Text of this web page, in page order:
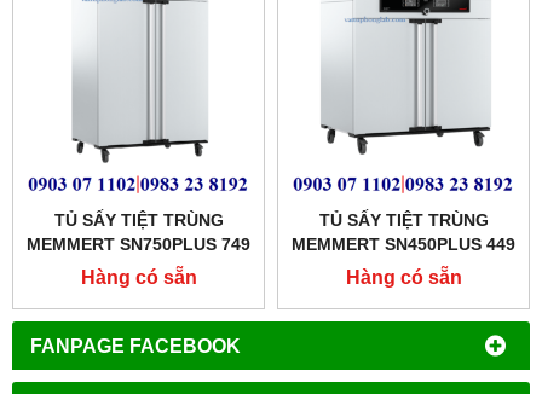
FANPAGE FACEBOOK
TỦ SẤY TIỆT TRÙNG
MEMMERT SN750PLUS 749
LÍT
Hàng có sẵn
TỦ SẤY TIỆT TRÙNG
MEMMERT SN450PLUS 449
LÍT
Hàng có sẵn